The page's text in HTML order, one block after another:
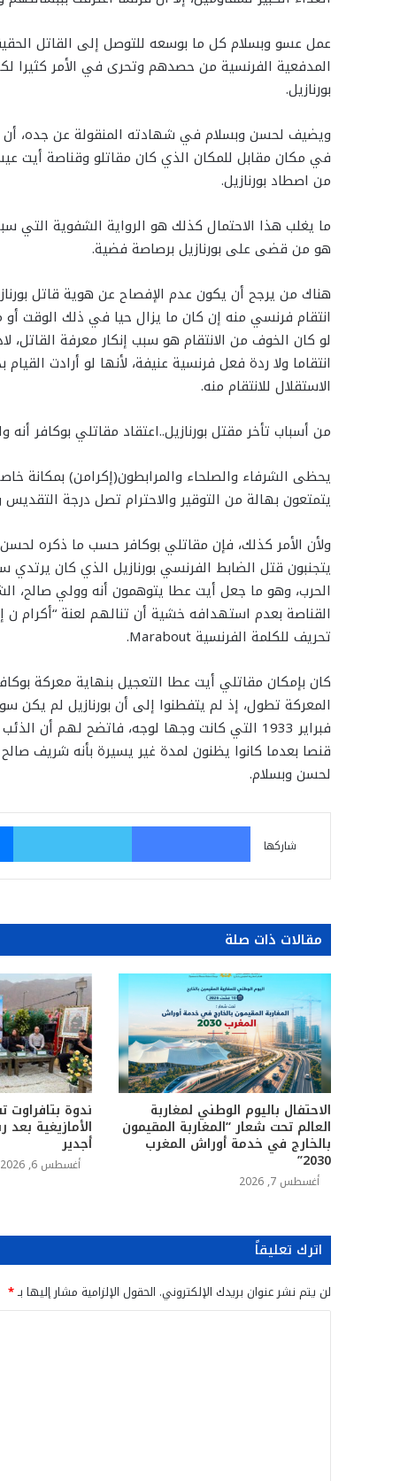
عمل عسو وبسلام كل ما بوسعه للتوصل إلى القاتل
المدفعية الفرنسية من حصدهم وتحرى في الأمر
بورنازيل.
ويضيف لحسن وبسلام في شهادته المنقولة عن جده، أن
في مكان مقابل للمكان الذي كان مقاتلو وقناصة أيت
من اصطاد بورنازيل.
ما يغلب هذا الاحتمال كذلك هو الرواية الشفوية التي
هو من قضى على بورنازيل برصاصة فضية.
هناك من يرجح أن يكون عدم الإفصاح عن هوية قاتل
انتقام فرنسي منه إن كان ما يزال حيا في ذلك الوقت أو
لو كان الخوف من الانتقام هو سبب إنكار معرفة
انتقاما ولا ردة فعل فرنسية عنيفة، لأنها لو أرادت
الاستقلال للانتقام منه.
من أسباب تأخر مقتل بورنازيل..اعتقاد مقاتلي بوكافر
يحظى الشرفاء والصلحاء والمرابطون(إكرامن)
يتمتعون بهالة من التوقير والاحترام تصل درجة
ولأن الأمر كذلك، فإن مقاتلي بوكافر حسب ما ذكره
يتجنبون قتل الضابط الفرنسي بورنازيل الذي كان
الحرب، وهو ما جعل أيت عطا يتوهمون أنه وولي صالح،
القناصة بعدم استهدافه خشية أن تنالهم لعنة “أكرام ن
تحريف للكلمة الفرنسية Marabout.
كان بإمكان مقاتلي أيت عطا التعجيل بنهاية معركة
فبراير 1933 التي كانت وجها لوجه، فاتضح لهم
قنصا بعدما كانوا يظنون لمدة غير يسيرة بأنه شريف
لحسن وبسلام.
شاركها
فيسبوك تويتر
مقالات ذات صلة
الاحتفال باليوم الوطني لمغاربة
العالم تحت شعار “المغاربة المقيمون
بالخارج في خدمة أوراش المغرب
2030”
أغسطس 7, 2026
ندوة
الأمازيغية
أجدير
أغسطس 6, 2026
اترك تعليقاً
لن يتم نشر عنوان بريدك الإلكتروني. الحقول الإلزامية مشار إليها بـ*